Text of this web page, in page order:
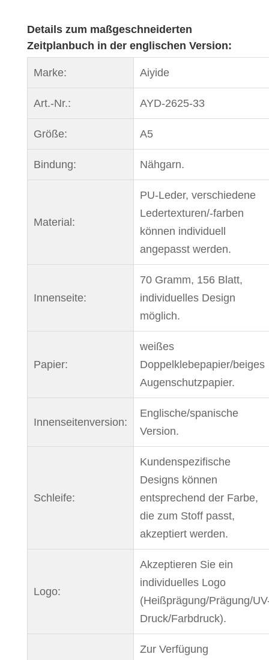
Details zum maßgeschneiderten
Zeitplanbuch in der englischen Version:
Marke: Aiyide
Art.-Nr.: AYD-2625-33
Größe: A5
Bindung: Nähgarn.
Material:
PU-Leder, verschiedene
Ledertexturen/-farben
können individuell
angepasst werden.
Innenseite:
70 Gramm, 156 Blatt,
individuelles Design
möglich.
Papier:
weißes
Doppelklebepapier/beiges
Augenschutzpapier.
Innenseitenversion:
Englische/spanische
Version.
Schleife:
Kundenspezifische
Designs können
entsprechend der Farbe,
die zum Stoff passt,
akzeptiert werden.
Logo:
Akzeptieren Sie ein
individuelles Logo
(Heißprägung/Prägung/
Druck/Farbdruck).
Zur Verfügung